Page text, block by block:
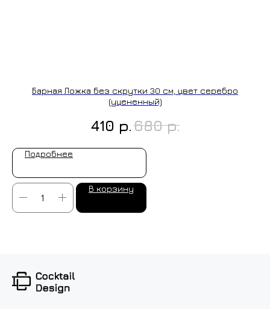
Барная Ложка без скрутки 30 см, цвет серебро
(уцененный)
410 р.680 р.
Подробнее
В корзину